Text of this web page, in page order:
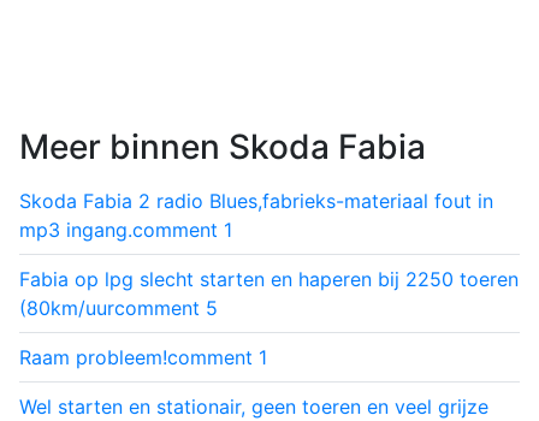
Meer binnen Skoda Fabia
Skoda Fabia 2 radio Blues,fabrieks-materiaal fout in
mp3 ingang.comment 1
Fabia op lpg slecht starten en haperen bij 2250 toeren
(80km/uurcomment 5
Raam probleem!comment 1
Wel starten en stationair, geen toeren en veel grijze